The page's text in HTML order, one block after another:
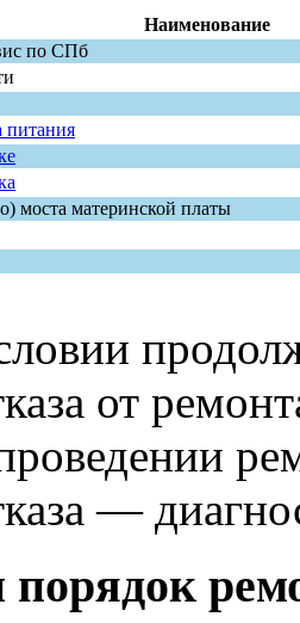
Наименование
по СПб
питания
моста материнской платы
от
—